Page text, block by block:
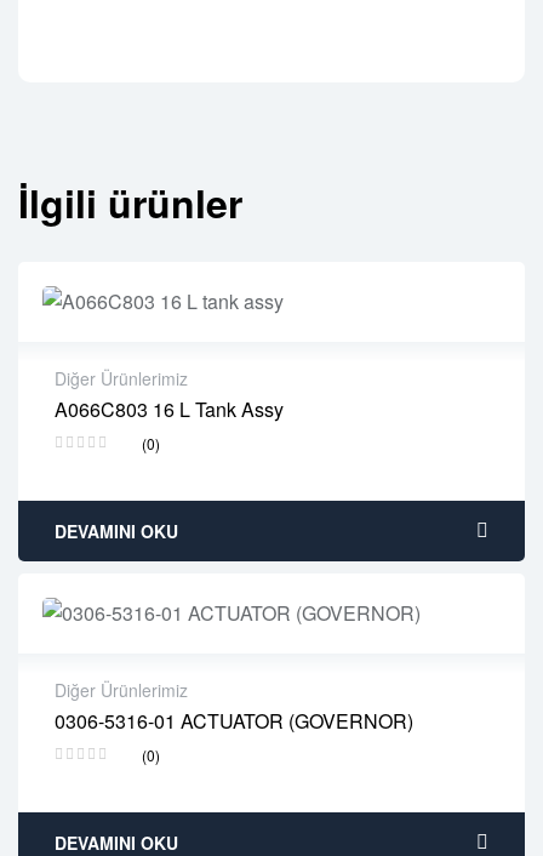
İlgili ürünler
Diğer Ürünlerimiz
A066C803 16 L Tank Assy
(0)
2 years warranty
Delivery time: 1-2 business days
DEVAMINI OKU
Diğer Ürünlerimiz
0306-5316-01 ACTUATOR (GOVERNOR)
(0)
2 years warranty
Delivery time: 1-2 business days
DEVAMINI OKU